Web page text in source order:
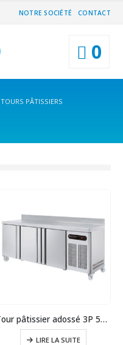
NOTRE SOCIÉTÉ CONTACT
0
TOURS PÂTISSIERS
Tour pâtissier adossé 3P 595 L prof.800
LIRE LA SUITE